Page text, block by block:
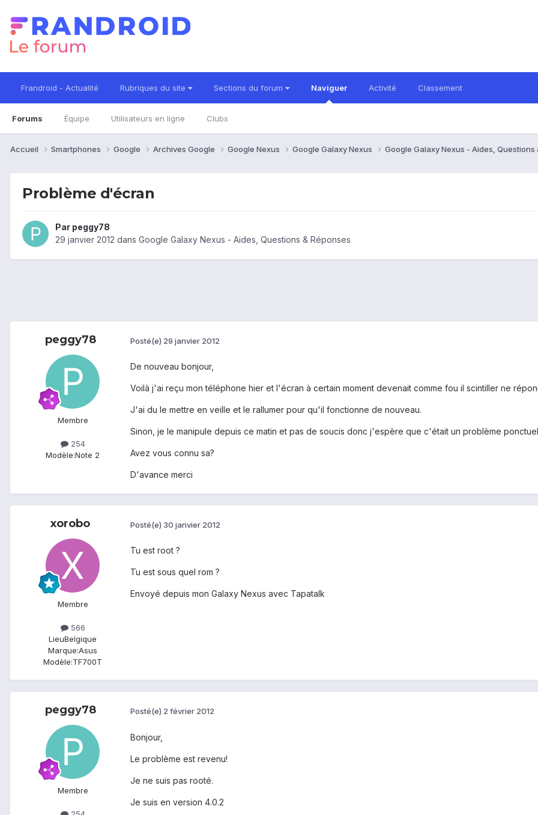
Frandroid - Actualité Rubriques du site Sections du forum Naviguer
Forums Équipe Utilisateurs en ligne Clubs
Activité Classement
Accueil Smartphones Google Archives Google Google Nexus Google Galaxy Nexus Google Galaxy Nexus - Aides, Questions
Problème d'écran
Par peggy78
29 janvier 2012 dans Google Galaxy Nexus - Aides, Questions & Réponses
peggy78
Membre
254
Modèle:Note 2
Posté(e) 29 janvier 2012
De nouveau bonjour,
Voilà j'ai reçu mon téléphone hier et l'écran à certain moment devenait comme fou il scintiller ne
J'ai du le mettre en veille et le rallumer pour qu'il fonctionne de nouveau.
Sinon, je le manipule depuis ce matin et pas de soucis donc j'espère que c'était un problème
Avez vous connu sa?
D'avance merci
xorobo
Membre
566
LieuBelgique
Marque:Asus
Modèle:TF700T
Posté(e) 30 janvier 2012
Tu est root ?
Tu est sous quel rom ?
Envoyé depuis mon Galaxy Nexus avec Tapatalk
peggy78
Membre
Posté(e) 2 février 2012
Bonjour,
Le problème est revenu!
Je ne suis pas rooté.
Je suis en version 4.0.2